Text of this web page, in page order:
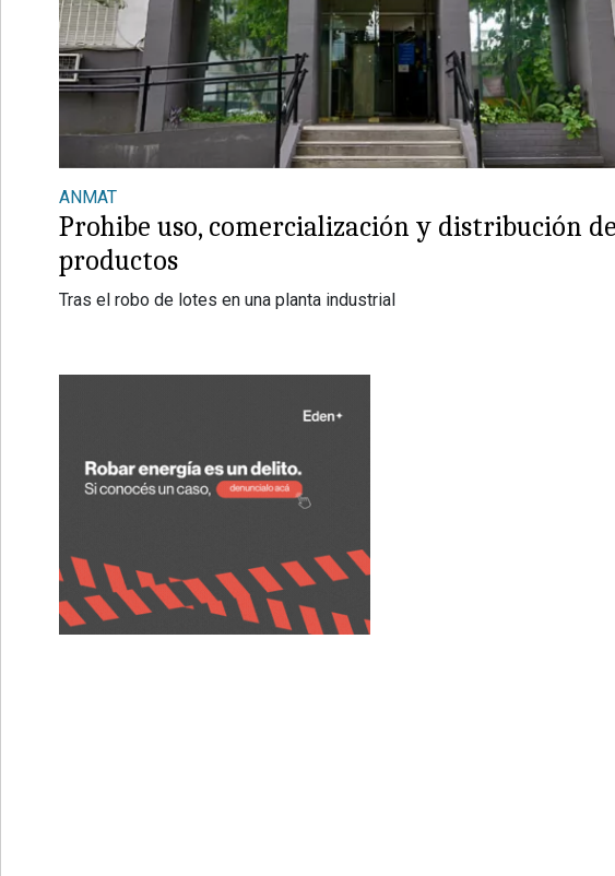
ANMAT
Prohibe uso, comercialización y distribución
productos
Tras el robo de lotes en una planta industrial